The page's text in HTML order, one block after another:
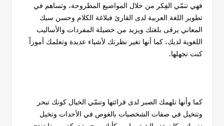
فهي تنمّي الفِكر من خلال المواضيع المطروحة، وتساهم في
تطوير اللغة العربية لدى القارئ فبلاغة الكلام وحسن سبك
المعاني يرقى بلغتك ويزيد من حصيلة المفردات والأساليب
اللغوية لديك، كما أنها تغير نظرتك لأشياء عديدة وتعلمك أموراً
كنت تجهلها.
كما وأنها تلهمك الصبر لدى قرائتها وتنمّي الخيال كونك تبحر
وتتخيل في صفات الشخصيات بالغوص في الأحدات وتخيل